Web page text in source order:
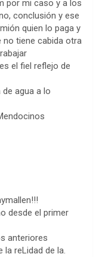
por mi caso y a los
conclusión y ese
quien lo paga y
no tiene cabida otra
el fiel reflejo de
agua a lo
desde el primer
anteriores
la reLidad de la.